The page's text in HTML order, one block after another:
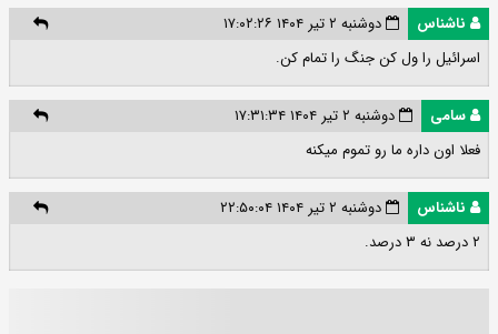
ناشناس
دوشنبه ۲ تیر ۱۴۰۴ ۱۷:۰۲:۲۶
اسرائیل را ول کن جنگ را تمام کن.
سامی
دوشنبه ۲ تیر ۱۴۰۴ ۱۷:۳۱:۳۴
فعلا اون داره ما رو تموم میکنه
ناشناس
دوشنبه ۲ تیر ۱۴۰۴ ۲۲:۵۰:۰۴
۲ درصد نه ۳ درصد.